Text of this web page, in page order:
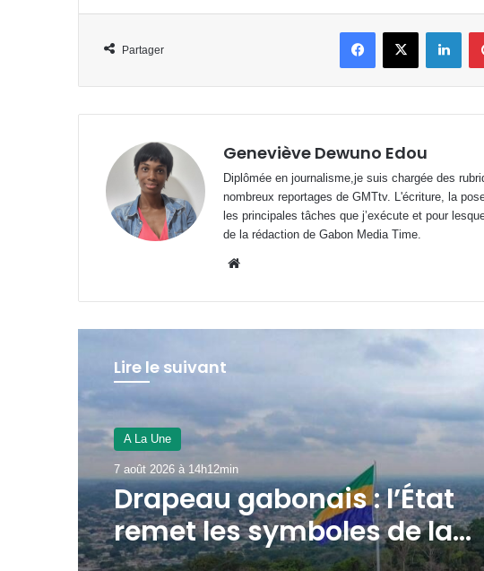
Partager
FacebookX
Geneviève Dewuno Edou
Diplômée en journalisme,je suis chargée des
nombreux reportages de GMTtv. L'écriture, la
les principales tâches que j’exécute et pour
de la rédaction de Gabon Media Time.
Lire le suivant
A La Une
6 août 2026 à 20h41min
CIPV : Le Gabon muscle sa
stratégie contre les